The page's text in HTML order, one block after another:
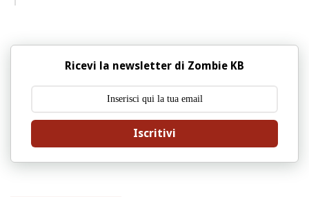
Ricevi la newsletter di Zombie KB
Iscritivi